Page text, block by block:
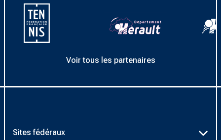
Voir tous les partenaires
Sites fédéraux